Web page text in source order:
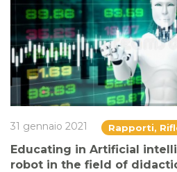
31 gennaio 2021 Rapporti,
Educating in Artificial
robot in the field of